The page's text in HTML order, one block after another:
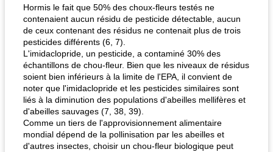
Hormis le fait que 50% des choux-fleurs testés ne
contenaient aucun résidu de pesticide détectable, aucun
de ceux contenant des résidus ne contenait plus de trois
pesticides différents (6, 7).
L'imidaclopride, un pesticide, a contaminé 30% des
échantillons de chou-fleur. Bien que les niveaux de résidus
soient bien inférieurs à la limite de l'EPA, il convient de
noter que l'imidaclopride et les pesticides similaires sont
liés à la diminution des populations d'abeilles mellifères et
d'abeilles sauvages (7, 38, 39).
Comme un tiers de l'approvisionnement alimentaire
mondial dépend de la pollinisation par les abeilles et
d'autres insectes, choisir un chou-fleur biologique peut